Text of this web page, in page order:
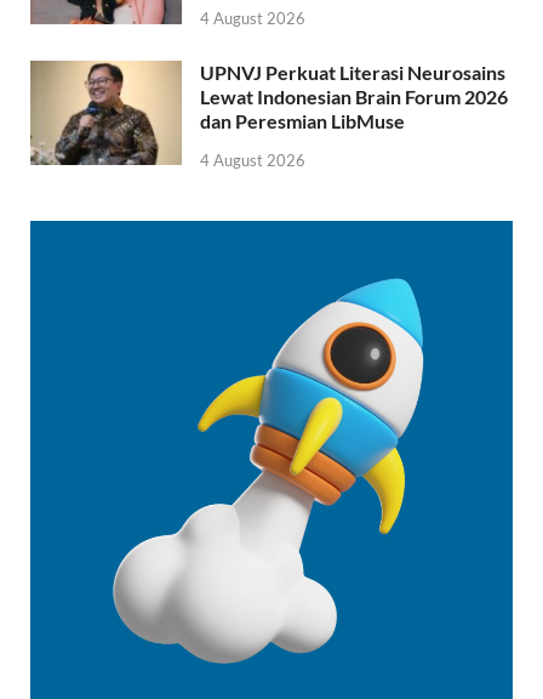
4 August 2026
UPNVJ Perkuat Literasi Neurosains
Lewat Indonesian Brain Forum 2026
dan Peresmian LibMuse
4 August 2026